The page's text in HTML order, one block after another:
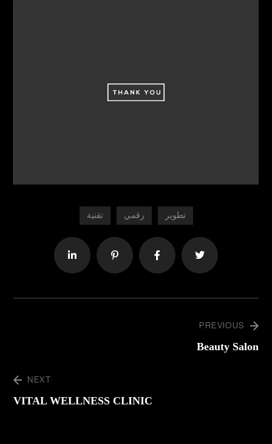
تطوير رقمي تقنية
PREVIOUS
Beauty Salon
NEXT
VITAL WELLNESS CLINIC